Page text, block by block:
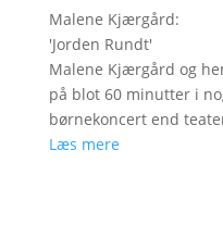
Malene Kjærgård:
'Jorden Rundt'
Malene Kjærgård og
på blot 60 minutter i
børnekoncert end
Læs mere